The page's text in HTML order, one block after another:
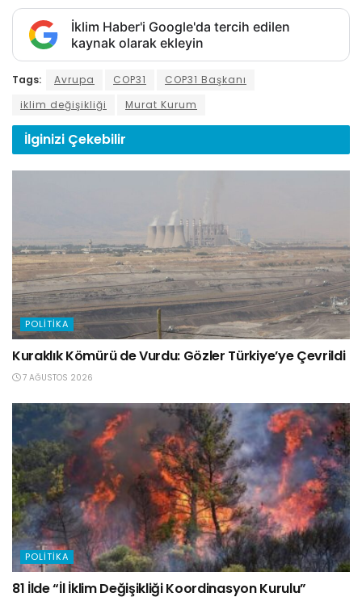
İklim Haber'i Google'da tercih edilen
kaynak olarak ekleyin
Tags: Avrupa COP31
COP31 Başkanı
iklim değişikliği
Murat Kurum
İlginizi Çekebilir
POLITIKA
Kuraklık Kömürü de Vurdu: Gözler Türkiye’ye Çevrildi
7 AĞUSTOS 2026
POLITIKA
81 İlde “İl İklim Değişikliği Koordinasyon Kurulu”